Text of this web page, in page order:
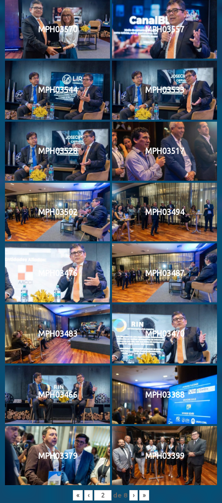
MPH03570 MPH03557
MPH03544 MPH03533
MPH03528 MPH03517
MPH03502 MPH03494
MPH03476 MPH03487
MPH03483 MPH03470
MPH03466 MPH03388
MPH03379 MPH03399
« ‹ de 8 › »